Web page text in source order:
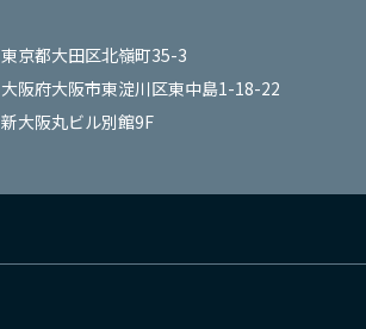
東京都大田区北嶺町35-3
大阪府大阪市東淀川区東中島1-18-22
新大阪丸ビル別館9F